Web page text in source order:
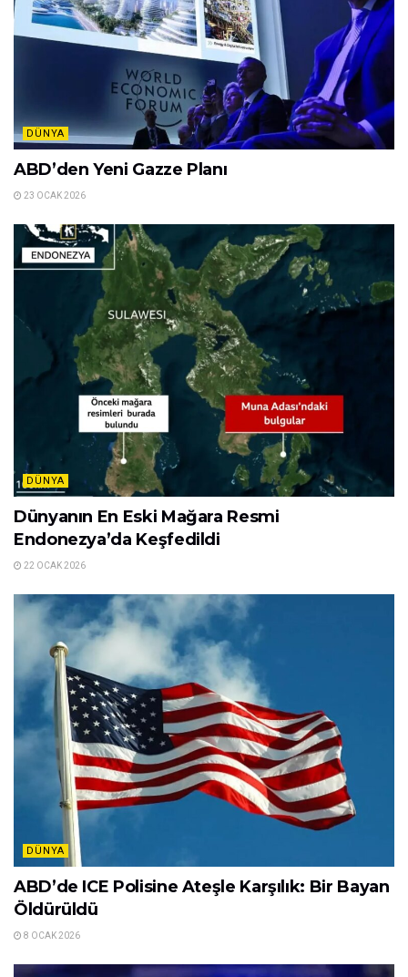
DÜNYA
ABD’den Yeni Gazze Planı
23 OCAK 2026
DÜNYA
Dünyanın En Eski Mağara Resmi
Endonezya’da Keşfedildi
22 OCAK 2026
DÜNYA
ABD’de ICE Polisine Ateşle Karşılık: Bir Bayan
Öldürüldü
8 OCAK 2026